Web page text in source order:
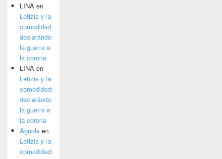
LINA en
Letizia y la
comodidad:
declarándo
la guerra a
la corona
LINA en
Letizia y la
comodidad:
declarándo
la guerra a
la corona
Agnola en
Letizia y la
comodidad: